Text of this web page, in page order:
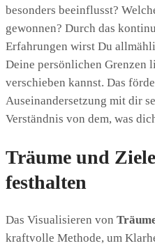
besonders beeinflusst?
gewonnen? Durch das
Erfahrungen wirst Du
Deine persönlichen Grenzen
verschieben kannst. Das
Auseinandersetzung mit dir
Verständnis von dem, was
Träume und
festhalten
Das Visualisieren von
kraftvolle Methode, um